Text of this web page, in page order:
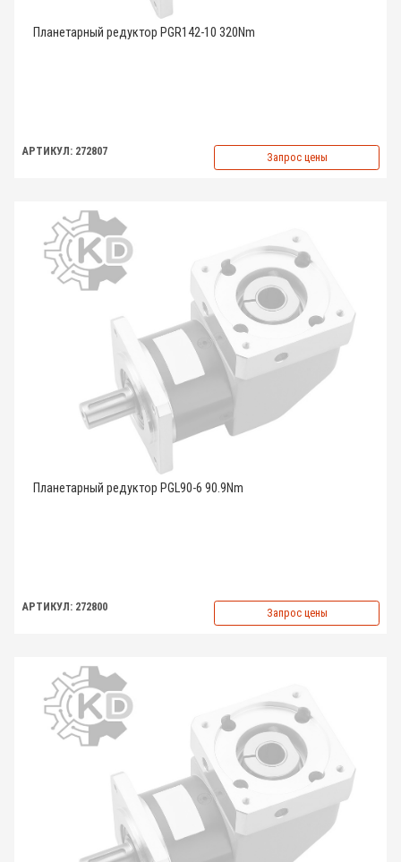
Планетарный редуктор PGR142-10 320Nm
АРТИКУЛ: 272807 Запрос цены
Планетарный редуктор PGL90-6 90.9Nm
АРТИКУЛ: 272800 Запрос цены